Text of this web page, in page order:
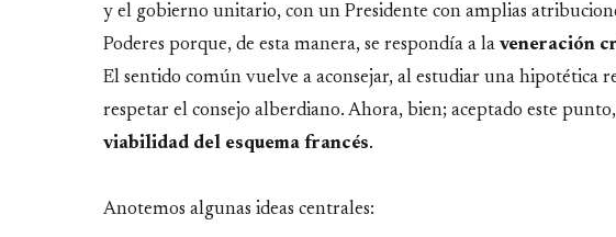
y el gobierno unitario, con un Presidente con amplias
Poderes porque, de esta manera, se respondía a la veneración
El sentido común vuelve a aconsejar, al estudiar una hipotética
respetar el consejo alberdiano. Ahora, bien; aceptado este
viabilidad del esquema francés.
Anotemos algunas ideas centrales: